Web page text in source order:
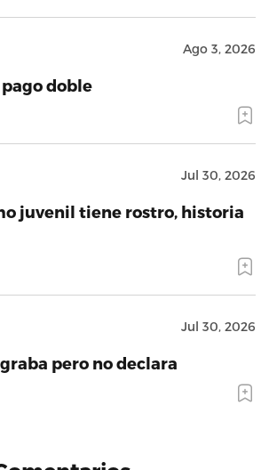
Ago 3, 2026
doble
Jul 30, 2026
juvenil tiene rostro, historia
Jul 30, 2026
pero no declara